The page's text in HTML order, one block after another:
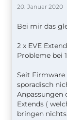
20. Januar 2020
Bei mir das
2 x EVE
Probleme bei
Seit Firmware
sporadisch
Anpassungen
Extends (
bringen nichts.